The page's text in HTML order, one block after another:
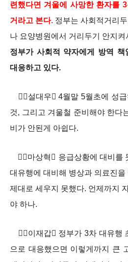
련했다면 겨울에 사망한 환자를
거라고 본다. 정부는 사회적거리
나 요양병원에서 거리두기 안지
정부가 사회적 약자에게 방역 책
대응하고 있다.
설대우 4월말 5월초에 성급
것, 그리고 겨울철 준비해야 한다
비가 안된게 아쉽다.
마상혁 응급상황에 대비를
대유행에 대비해 병상과 의료진
제대로 세우지 못했다. 언제까지
야 하나.
이재갑 정부가 3차 대유행
으로 대응했으면 이렇게까지 큰